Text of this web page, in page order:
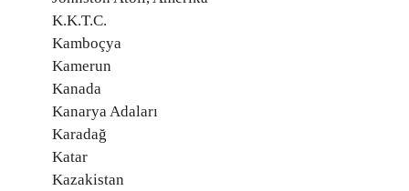
K.K.T.C.
Kamboçya
Kamerun
Kanada
Kanarya Adaları
Karadağ
Katar
Kazakistan